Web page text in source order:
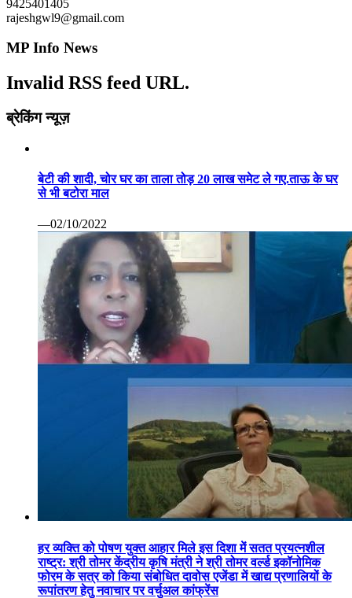
9425401405
rajeshgwl9@gmail.com
MP Info News
Invalid RSS feed URL.
ब्रेकिंग न्यूज़
बेटी की शादी, चोर घर का ताला तोड़ 20 लाख समेट ले गए.ताऊ के घर
से भी बटोरा माल
—02/10/2022
हर व्यक्ति को पोषण युक्त आहार मिले इस दिशा में सतत प्रयत्नशील
राष्ट्र: श्री तोमर केंद्रीय कृषि मंत्री ने श्री तोमर वर्ल्ड इकॉनोमिक
फोरम के सत्र को किया संबोधित दावोस एजेंडा में खाद्य प्रणालियों के
रूपांतरण हेतु नवाचार पर वर्चुअल कांफ्रेंस